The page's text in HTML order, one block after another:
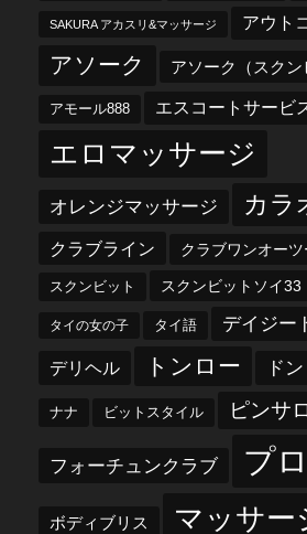
SAKURA アカスリ&マッサージ アウト
アソーク アソーク（スクン
アモール888 エスコートサービ
エロマッサージ
オレンジマッサージ カラ
クラブライン クラブワンオーツ
スクンビット スクンビットソイ33
タイの女の子 タイ語 デイジー
デリヘル トンロー ド
ナナ ビットスタイル ピンサ
フォーチュンクラブ プ
ボディブリス マッサー